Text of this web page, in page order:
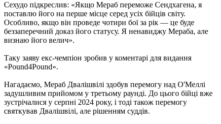
Сехудо підкреслив: «Якщо Мераб переможе Сендхагена, я
поставлю його на перше місце серед усіх бійців світу.
Особливо, якщо він проведе чотири бої за рік — це буде
беззаперечний доказ його статусу. Я ненавиджу Мераба, але
визнаю його велич».
Таку заяву екс-чемпіон зробив у коментарі для видання
«Pound4Pound».
Нагадаємо, Мераб Двалішвілі здобув перемогу над О'Меллі
задушливим прийомом у третьому раунді. До цього бійці вже
зустрічалися у серпні 2024 року, і тоді також перемогу
святкував Двалішвілі, але рішенням суддів.